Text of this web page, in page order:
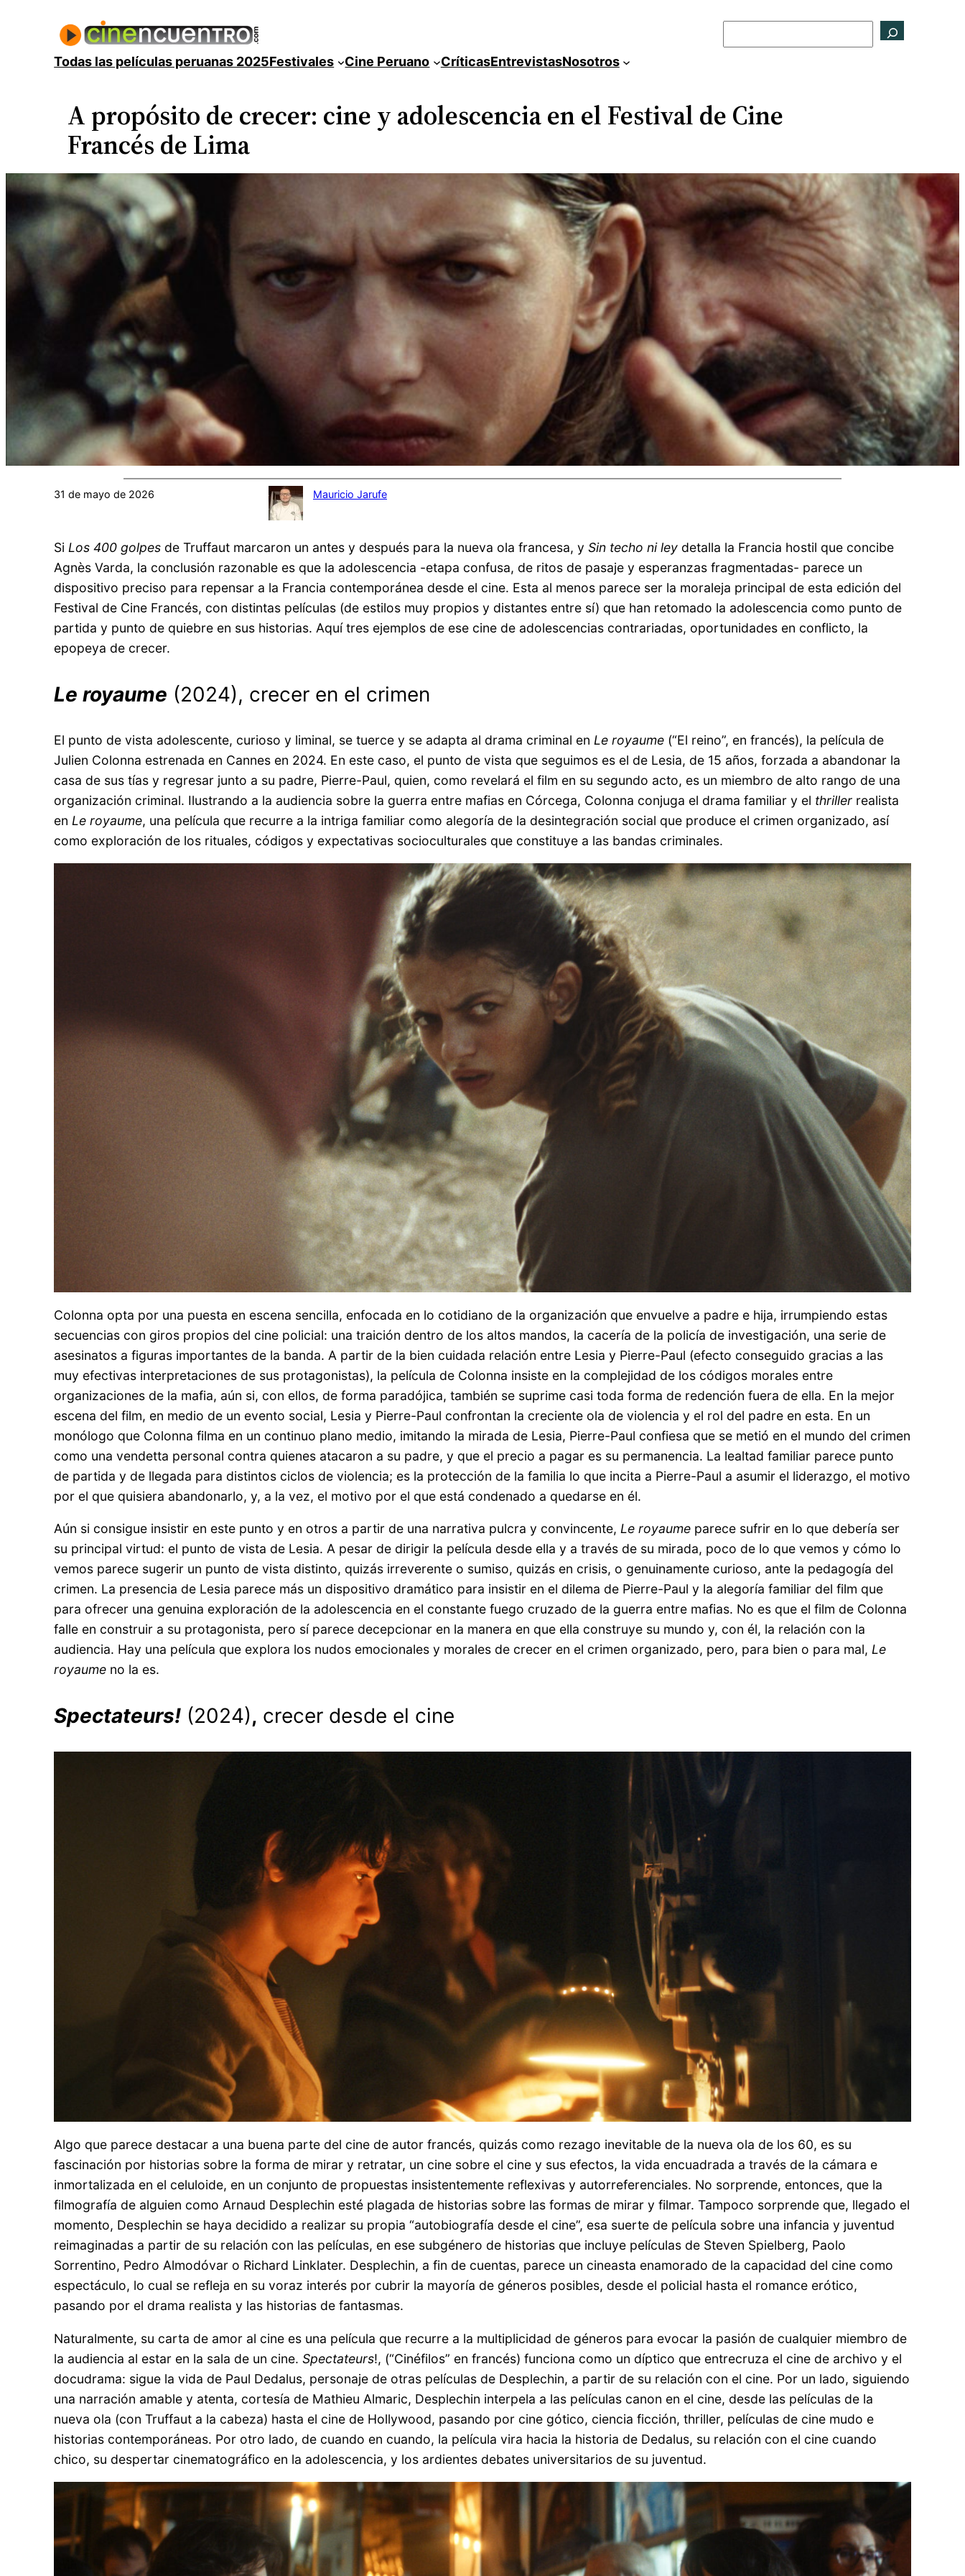
contenidoTodas las películas peruanas 2025Festivales Cine Peruano CríticasEntrevistasNosotros
A propósito de crecer: cine y adolescencia en el Festival de Cine
Francés de Lima
31 de mayo de 2026 Mauricio Jarufe
Si Los 400 golpes de Truffaut marcaron un antes y después para la nueva ola francesa, ySin techo ni ley detalla la Francia hostil que concibe
Agnès Varda, la conclusión razonable es que la adolescencia -etapa confusa, de ritos de pasaje y esperanzas fragmentadas- parece un
dispositivo preciso para repensar a la Francia contemporánea desde el cine. Esta al menos parece ser la moraleja principal de esta edición del
Festival de Cine Francés, con distintas películas (de estilos muy propios y distantes entre sí) que han retomado la adolescencia como punto de
partida y punto de quiebre en sus historias. Aquí tres ejemplos de ese cine de adolescencias contrariadas, oportunidades en conflicto, la
epopeya de crecer.
Le royaume (2024), crecer en el crimen
El punto de vista adolescente, curioso y liminal, se tuerce y se adapta al drama criminal en Le royaume (“El reino”, en francés), la película de
Julien Colonna estrenada en Cannes en 2024. En este caso, el punto de vista que seguimos es el de Lesia, de 15 años, forzada a abandonar la
casa de sus tías y regresar junto a su padre, Pierre-Paul, quien, como revelará el film en su segundo acto, es un miembro de alto rango de una
organización criminal. Ilustrando a la audiencia sobre la guerra entre mafias en Córcega, Colonna conjuga el drama familiar y el thriller realista
en Le royaume, una película que recurre a la intriga familiar como alegoría de la desintegración social que produce el crimen organizado, así
como exploración de los rituales, códigos y expectativas socioculturales que constituye a las bandas criminales.
Colonna opta por una puesta en escena sencilla, enfocada en lo cotidiano de la organización que envuelve a padre e hija, irrumpiendo estas
secuencias con giros propios del cine policial: una traición dentro de los altos mandos, la cacería de la policía de investigación, una serie de
asesinatos a figuras importantes de la banda. A partir de la bien cuidada relación entre Lesia y Pierre-Paul (efecto conseguido gracias a las
muy efectivas interpretaciones de sus protagonistas), la película de Colonna insiste en la complejidad de los códigos morales entre
organizaciones de la mafia, aún si, con ellos, de forma paradójica, también se suprime casi toda forma de redención fuera de ella. En la mejor
escena del film, en medio de un evento social, Lesia y Pierre-Paul confrontan la creciente ola de violencia y el rol del padre en esta. En un
monólogo que Colonna filma en un continuo plano medio, imitando la mirada de Lesia, Pierre-Paul confiesa que se metió en el mundo del crimen
como una vendetta personal contra quienes atacaron a su padre, y que el precio a pagar es su permanencia. La lealtad familiar parece punto
de partida y de llegada para distintos ciclos de violencia; es la protección de la familia lo que incita a Pierre-Paul a asumir el liderazgo, el motivo
por el que quisiera abandonarlo, y, a la vez, el motivo por el que está condenado a quedarse en él.
Aún si consigue insistir en este punto y en otros a partir de una narrativa pulcra y convincente, Le royaume parece sufrir en lo que debería ser
su principal virtud: el punto de vista de Lesia. A pesar de dirigir la película desde ella y a través de su mirada, poco de lo que vemos y cómo lo
vemos parece sugerir un punto de vista distinto, quizás irreverente o sumiso, quizás en crisis, o genuinamente curioso, ante la pedagogía del
crimen. La presencia de Lesia parece más un dispositivo dramático para insistir en el dilema de Pierre-Paul y la alegoría familiar del film que
para ofrecer una genuina exploración de la adolescencia en el constante fuego cruzado de la guerra entre mafias. No es que el film de Colonna
falle en construir a su protagonista, pero sí parece decepcionar en la manera en que ella construye su mundo y, con él, la relación con la
audiencia. Hay una película que explora los nudos emocionales y morales de crecer en el crimen organizado, pero, para bien o para mal, Le
royaume no la es.
Spectateurs! (2024), crecer desde el cine
Algo que parece destacar a una buena parte del cine de autor francés, quizás como rezago inevitable de la nueva ola de los 60, es su
fascinación por historias sobre la forma de mirar y retratar, un cine sobre el cine y sus efectos, la vida encuadrada a través de la cámara e
inmortalizada en el celuloide, en un conjunto de propuestas insistentemente reflexivas y autorreferenciales. No sorprende, entonces, que la
filmografía de alguien como Arnaud Desplechin esté plagada de historias sobre las formas de mirar y filmar. Tampoco sorprende que, llegado el
momento, Desplechin se haya decidido a realizar su propia “autobiografía desde el cine”, esa suerte de película sobre una infancia y juventud
reimaginadas a partir de su relación con las películas, en ese subgénero de historias que incluye películas de Steven Spielberg, Paolo
Sorrentino, Pedro Almodóvar o Richard Linklater. Desplechin, a fin de cuentas, parece un cineasta enamorado de la capacidad del cine como
espectáculo, lo cual se refleja en su voraz interés por cubrir la mayoría de géneros posibles, desde el policial hasta el romance erótico,
pasando por el drama realista y las historias de fantasmas.
Naturalmente, su carta de amor al cine es una película que recurre a la multiplicidad de géneros para evocar la pasión de cualquier miembro de
la audiencia al estar en la sala de un cine.Spectateurs!, (“Cinéfilos” en francés) funciona como un díptico que entrecruza el cine de archivo y el
docudrama: sigue la vida de Paul Dedalus, personaje de otras películas de Desplechin, a partir de su relación con el cine. Por un lado, siguiendo
una narración amable y atenta, cortesía de Mathieu Almaric, Desplechin interpela a las películas canon en el cine, desde las películas de la
nueva ola (con Truffaut a la cabeza) hasta el cine de Hollywood, pasando por cine gótico, ciencia ficción, thriller, películas de cine mudo e
historias contemporáneas. Por otro lado, de cuando en cuando, la película vira hacia la historia de Dedalus, su relación con el cine cuando
chico, su despertar cinematográfico en la adolescencia, y los ardientes debates universitarios de su juventud.